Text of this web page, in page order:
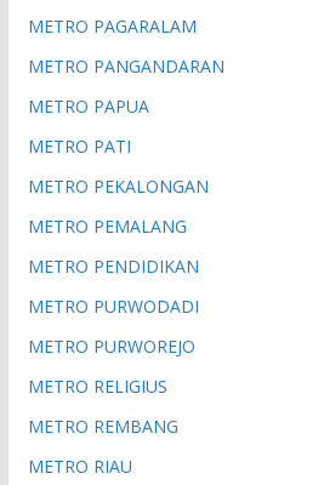
METRO PAGARALAM
METRO PANGANDARAN
METRO PAPUA
METRO PATI
METRO PEKALONGAN
METRO PEMALANG
METRO PENDIDIKAN
METRO PURWODADI
METRO PURWOREJO
METRO RELIGIUS
METRO REMBANG
METRO RIAU